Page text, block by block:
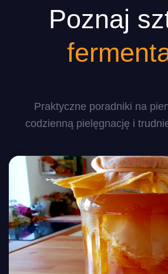
Poznaj
Praktyczne poradniki na
codzienną pielęgnację i